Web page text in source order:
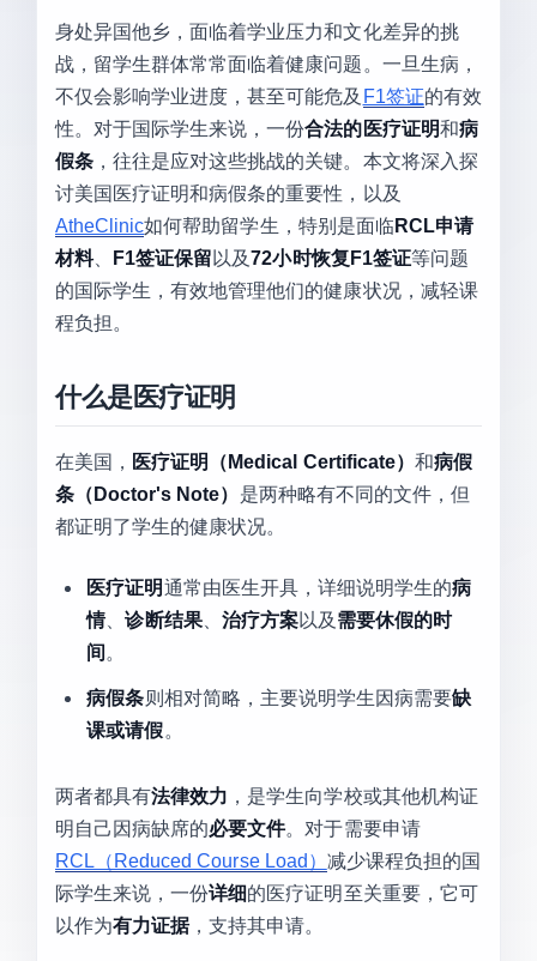
身处异国他乡，面临着学业压力和文化差异的挑
战，留学生群体常常面临着健康问题。一旦生病，
不仅会影响学业进度，甚至可能危及 F1签证的有效
性。对于国际学生来说，一份合法的医疗证明和病
假条 ，往往是应对这些挑战的关键。本文将深入探
讨美国医疗证明和病假条的重要性，以及
AtheClinic如何帮助留学生，特别是面临 RCL申请
材料、 F1签证保留 以及72小时恢复F1签证等问题
的国际学生，有效地管理他们的健康状况，减轻课
程负担。
什么是医疗证明
在美国， 医疗证明（Medical Certificate） 和病假
条（Doctor's Note） 是两种略有不同的文件，但
都证明了学生的健康状况。
医疗证明通常由医生开具，详细说明学生的病
情 、诊断结果、 治疗方案以及 需要休假的时
间 。
病假条则相对简略，主要说明学生因病需要缺
课或请假。
两者都具有法律效力 ，是学生向学校或其他机构证
明自己因病缺席的必要文件。对于需要申请
RCL（Reduced Course Load） 减少课程负担的国
际学生来说，一份详细的医疗证明至关重要，它可
以作为有力证据 ，支持其申请。